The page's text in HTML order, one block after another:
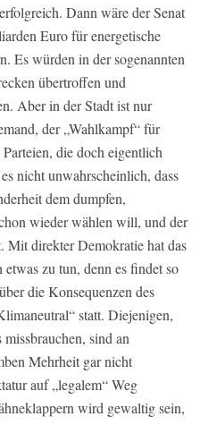
Dann wäre der Senat
Euro für energetische
Es würden in der sogenannten
übertroffen und
Aber in der Stadt ist nur
der „Wahlkampf“ für
die doch eigentlich
nicht unwahrscheinlich, dass
dem dumpfen,
wieder wählen will, und der
direkter Demokratie hat das
zu tun, denn es findet so
die Konsequenzen des
statt. Diejenigen,
sind an
Mehrheit gar nicht
auf „legalem“ Weg
wird gewaltig sein,